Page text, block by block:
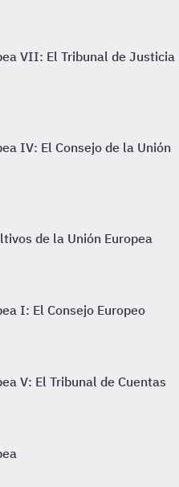
VII: El Tribunal de Justicia
IV: El Consejo de la Unión
de la Unión Europea
I: El Consejo Europeo
V: El Tribunal de Cuentas